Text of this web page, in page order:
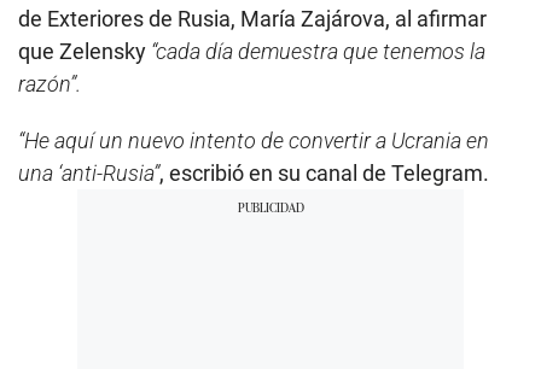
de Exteriores de Rusia, María Zajárova, al afirmar
que Zelensky “cada día demuestra que tenemos la
razón”.
“He aquí un nuevo intento de convertir a Ucrania en
una ‘anti-Rusia”, escribió en su canal de Telegram.